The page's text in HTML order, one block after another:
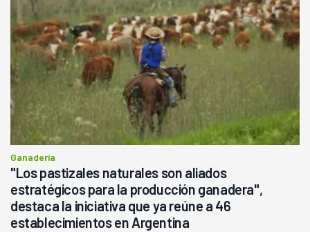
Ganadería
"Los pastizales naturales son aliados
estratégicos para la producción ganadera",
destaca la iniciativa que ya reúne a 46
establecimientos en Argentina